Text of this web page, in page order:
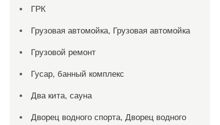
ГРК
Грузовая автомойка, Грузовая автомойка
Грузовой ремонт
Гусар, банный комплекс
Два кита, сауна
Дворец водного спорта, Дворец водного